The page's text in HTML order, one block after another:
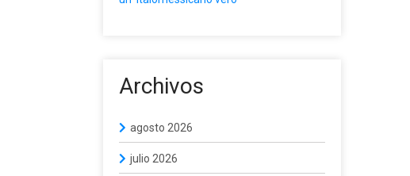
Archivos
agosto 2026
julio 2026